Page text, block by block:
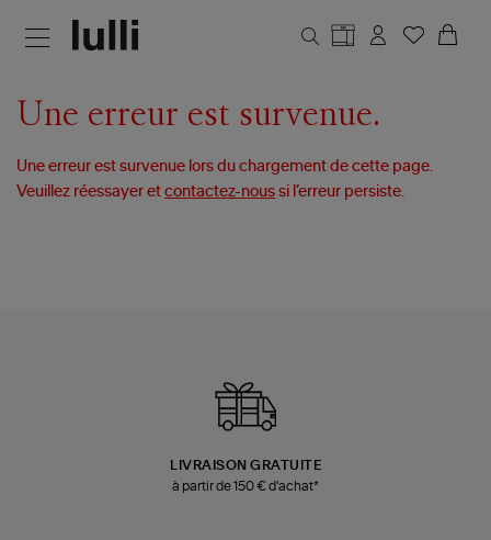
Une erreur est survenue.
Une erreur est survenue lors du chargement de cette page.
Veuillez réessayer etcontactez-nous si l’erreur persiste.
LIVRAISON GRATUITE
à partir de 150 € d'achat*